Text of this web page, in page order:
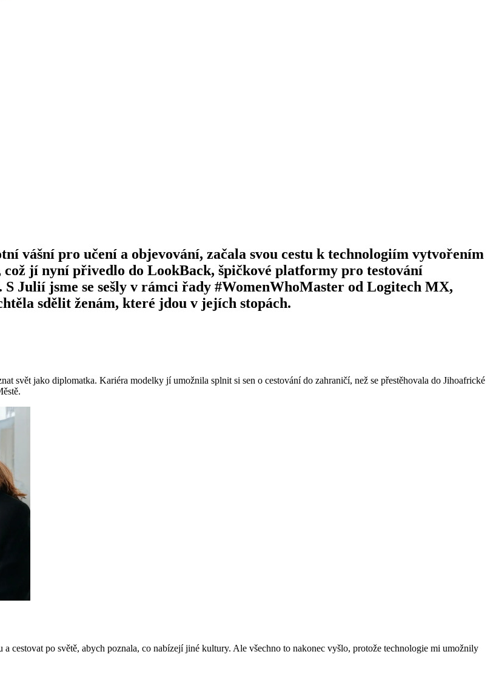
vášní pro učení a objevování, začala svou cestu k technologiím vytvořením
jí nyní přivedlo do LookBack, špičkové platformy pro testování
Julií jsme se sešly v rámci řady #WomenWhoMaster od Logitech MX,
sdělit ženám, které jdou v jejích stopách.
svět jako diplomatka. Kariéra modelky jí umožnila splnit si sen o cestování do zahraničí, než se přestěhovala do Jihoafrické
cestovat po světě, abych poznala, co nabízejí jiné kultury. Ale všechno to nakonec vyšlo, protože technologie mi umožnily